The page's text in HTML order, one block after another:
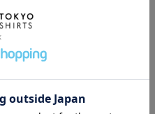
BRICK HOUSE
￥2,990